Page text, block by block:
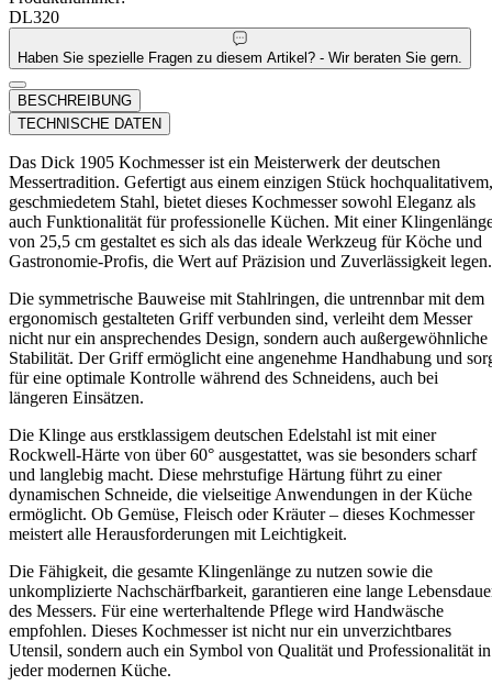
DL320
Haben Sie spezielle Fragen zu diesem Artikel? - Wir beraten Sie gern.
BESCHREIBUNG
TECHNISCHE DATEN
Das Dick 1905 Kochmesser ist ein Meisterwerk der deutschen
Messertradition. Gefertigt aus einem einzigen Stück hochqualitativem,
geschmiedetem Stahl, bietet dieses Kochmesser sowohl Eleganz als
auch Funktionalität für professionelle Küchen. Mit einer
von 25,5 cm gestaltet es sich als das ideale Werkzeug für Köche und
Gastronomie-Profis, die Wert auf Präzision und Zuverlässigkeit legen.
Die symmetrische Bauweise mit Stahlringen, die untrennbar mit dem
ergonomisch gestalteten Griff verbunden sind, verleiht dem Messer
nicht nur ein ansprechendes Design, sondern auch außergewöhnliche
Stabilität. Der Griff ermöglicht eine angenehme Handhabung und
für eine optimale Kontrolle während des Schneidens, auch bei
längeren Einsätzen.
Die Klinge aus erstklassigem deutschen Edelstahl ist mit einer
Rockwell-Härte von über 60° ausgestattet, was sie besonders scharf
und langlebig macht. Diese mehrstufige Härtung führt zu einer
dynamischen Schneide, die vielseitige Anwendungen in der Küche
ermöglicht. Ob Gemüse, Fleisch oder Kräuter – dieses Kochmesser
meistert alle Herausforderungen mit Leichtigkeit.
Die Fähigkeit, die gesamte Klingenlänge zu nutzen sowie die
unkomplizierte Nachschärfbarkeit, garantieren eine lange
des Messers. Für eine werterhaltende Pflege wird Handwäsche
empfohlen. Dieses Kochmesser ist nicht nur ein unverzichtbares
Utensil, sondern auch ein Symbol von Qualität und Professionalität in
jeder modernen Küche.